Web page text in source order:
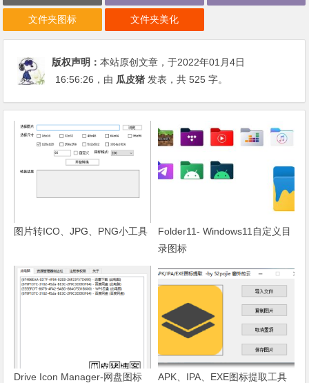
文件夹图标 文件夹美化
版权声明：本站原创文章，于2022年01月4日
16:56:26 ，由 瓜皮猪 发表，共 525 字。
图片转ICO、JPG、PNG小工具
Folder11- Windows11自定义目
录图标
Drive Icon Manager-网盘图标
APK、IPA、EXE图标提取工具